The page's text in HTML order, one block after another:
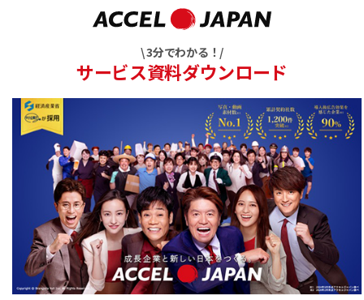
\ 3分でわかる！/
サービス資料ダウンロード